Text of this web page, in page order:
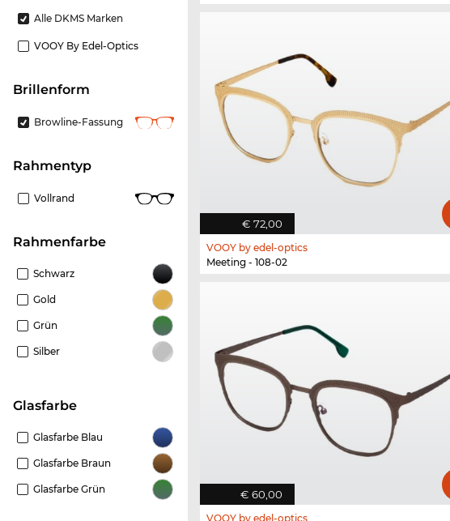
Alle DKMS Marken
VOOY By Edel-Optics
Brillenform
Browline-Fassung
Rahmentyp
Vollrand
Rahmenfarbe
Schwarz
Gold
Grün
Silber
Glasfarbe
Glasfarbe Blau
Glasfarbe Braun
Glasfarbe Grün
€ 72,00
VOOY by edel-optics
Meeting - 108-02
€ 60,00
VOOY by edel-optics